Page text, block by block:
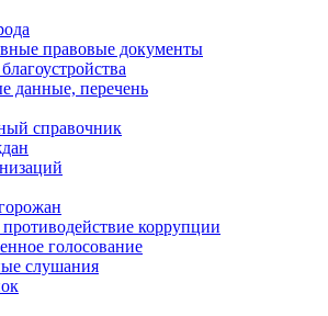
правовые документы
данные, перечень
справочник
коррупции
голосование
слушания